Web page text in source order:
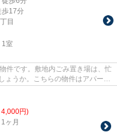
歩17分
目
1室
件です。敷地内ごみ置き場は、忙
ょうか。こちらの物件はアパート
円)
ヶ月